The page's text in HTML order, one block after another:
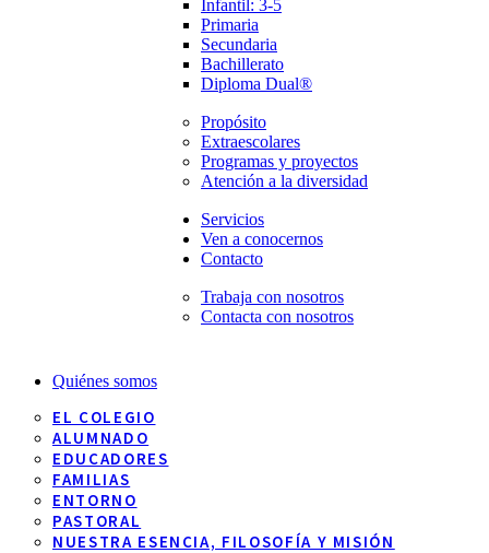
Infantil: 3-5
Primaria
Secundaria
Bachillerato
Diploma Dual®
Propósito
Extraescolares
Programas y proyectos
Atención a la diversidad
Servicios
Ven a conocernos
Contacto
Trabaja con nosotros
Contacta con nosotros
Quiénes somos
EL COLEGIO
ALUMNADO
EDUCADORES
FAMILIAS
ENTORNO
PASTORAL
NUESTRA ESENCIA, FILOSOFÍA Y MISIÓN